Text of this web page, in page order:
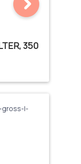
350
0 von 5 Sternen